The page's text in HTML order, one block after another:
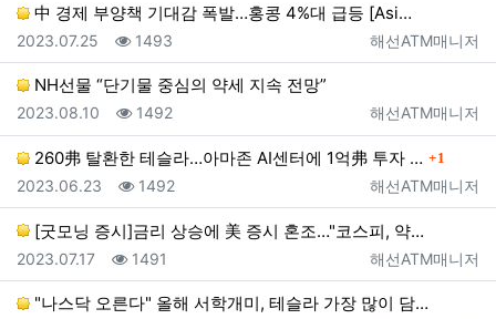
中 경제 부양책 기대감 폭발…홍콩 4%대 급등 [Asi…
등록자
해선ATM매니저
등록일
2023.07.25 조회
1493
NH선물 “단기물 중심의 약세 지속 전망”
등록자
해선ATM매니저
등록일
2023.08.10 조회
1492
260弗 탈환한 테슬라…아마존 AI센터에 1억弗 투자 … 댓글
1
등록자
해선ATM매니저
등록일
2023.06.23 조회
1492
[굿모닝 증시]금리 상승에 美 증시 혼조…"코스피, 약…
등록자
해선ATM매니저
등록일
2023.07.17 조회
1491
"나스닥 오른다" 올해 서학개미, 테슬라 가장 많이 담…